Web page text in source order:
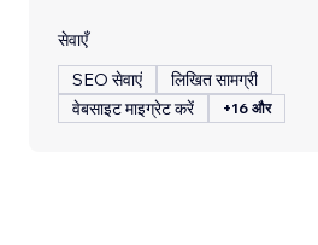
सेवाएँ
SEO सेवाएं
लिखित सामग्री
वेबसाइट माइग्रेट करें
+16 और